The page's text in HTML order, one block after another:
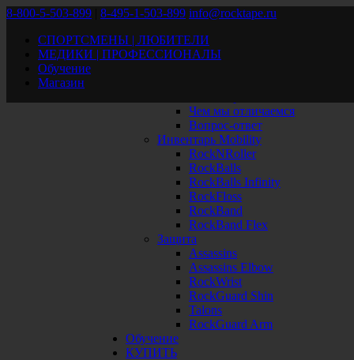
8-800-5-503-899 8-495-1-503-899 info@rocktape.ru
СПОРТСМЕНЫ | ЛЮБИТЕЛИ
МЕДИКИ | ПРОФЕССИОНАЛЫ
Обучение
Магазин
В начало
Продукция
Чем мы отличаемся
Вопрос-ответ
Инвентарь Mobility
RockNRoller
RockBalls
RockBalls Infinity
RockFloss
RockBand
RockBand Flex
Защита
Assassins
Assassins Elbow
RockWrist
RockGuard Shin
Talons
RockGuard Arm
Обучение
КУПИТЬ